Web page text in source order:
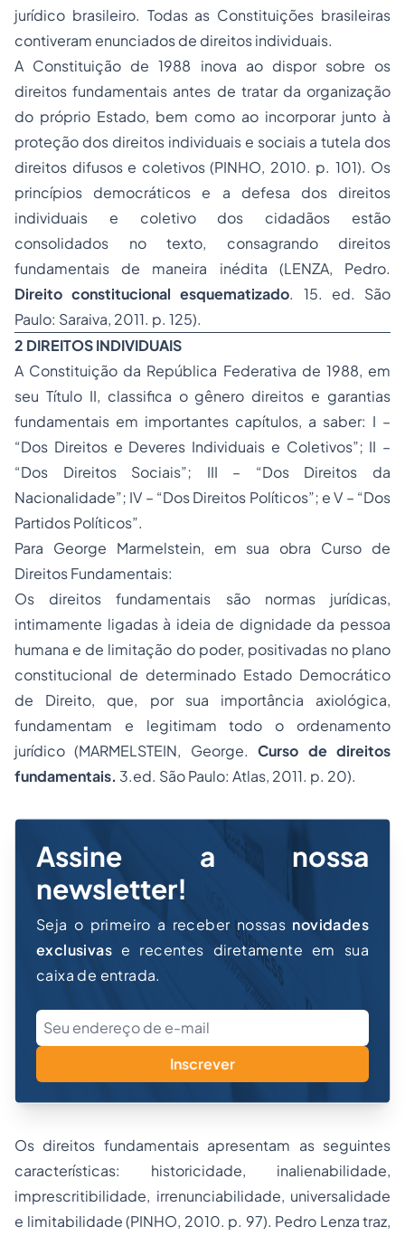
jurídico brasileiro. Todas as Constituições brasileiras
contiveram enunciados de direitos individuais.
A Constituição de 1988 inova ao dispor sobre os
direitos fundamentais antes de tratar da organização
do próprio Estado, bem como ao incorporar junto à
proteção dos direitos individuais e sociais a tutela dos
direitos difusos e coletivos (PINHO, 2010. p. 101). Os
princípios democráticos e a defesa dos direitos
individuais e coletivo dos cidadãos estão
consolidados no texto, consagrando direitos
fundamentais de maneira inédita (LENZA, Pedro.
Direito constitucional esquematizado. 15. ed. São
Paulo: Saraiva, 2011. p. 125).
2 DIREITOS INDIVIDUAIS
A Constituição da República Federativa de 1988, em
seu Título II, classifica o gênero direitos e garantias
fundamentais em importantes capítulos, a saber: I –
“Dos Direitos e Deveres Individuais e Coletivos”; II –
“Dos Direitos Sociais”; III – “Dos Direitos da
Nacionalidade”; IV – “Dos Direitos Políticos”; e V – “Dos
Partidos Políticos”.
Para George Marmelstein, em sua obra Curso de
Direitos Fundamentais:
Os direitos fundamentais são normas jurídicas,
intimamente ligadas à ideia de dignidade da pessoa
humana e de limitação do poder, positivadas no plano
constitucional de determinado Estado Democrático
de Direito, que, por sua importância axiológica,
fundamentam e legitimam todo o ordenamento
jurídico (MARMELSTEIN, George.Curso de direitos
fundamentais. 3.ed. São Paulo: Atlas, 2011. p. 20).
Assine a nossa
newsletter!
Seja o primeiro a receber nossas novidades
exclusivas e recentes diretamente em sua
caixa de entrada.
Inscrever
Os direitos fundamentais apresentam as seguintes
características: historicidade, inalienabilidade,
imprescritibilidade, irrenunciabilidade, universalidade
e limitabilidade (PINHO, 2010. p. 97). Pedro Lenza traz,